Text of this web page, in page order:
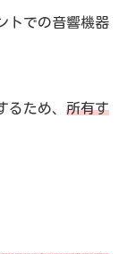
トでの音響機器
ため、 所有す